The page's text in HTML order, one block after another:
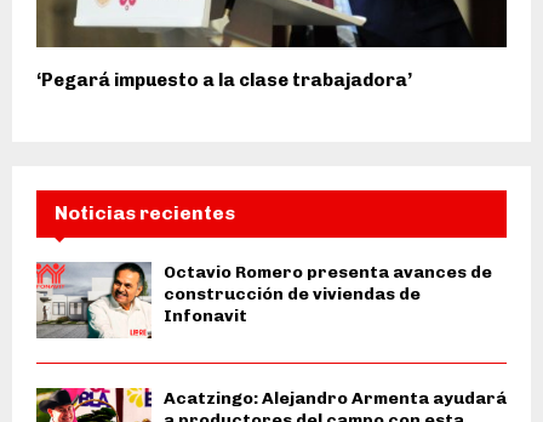
‘Pegará impuesto a la clase trabajadora’
Noticias recientes
Octavio Romero presenta avances de
construcción de viviendas de
Infonavit
Acatzingo: Alejandro Armenta ayudará